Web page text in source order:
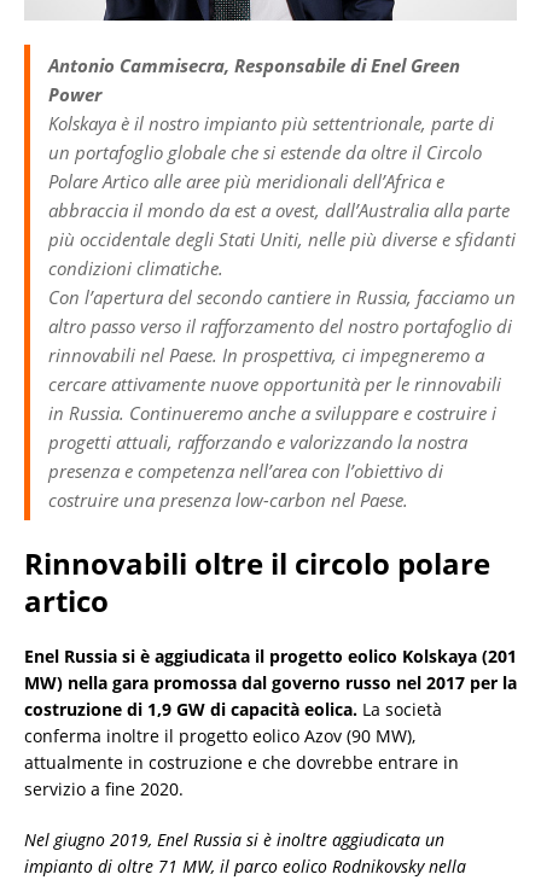
Antonio Cammisecra, Responsabile di Enel Green
Power
Kolskaya è il nostro impianto più settentrionale, parte di
un portafoglio globale che si estende da oltre il Circolo
Polare Artico alle aree più meridionali dell’Africa e
abbraccia il mondo da est a ovest, dall’Australia alla parte
più occidentale degli Stati Uniti, nelle più diverse e sfidanti
condizioni climatiche.
Con l’apertura del secondo cantiere in Russia, facciamo un
altro passo verso il rafforzamento del nostro portafoglio di
rinnovabili nel Paese. In prospettiva, ci impegneremo a
cercare attivamente nuove opportunità per le rinnovabili
in Russia. Continueremo anche a sviluppare e costruire i
progetti attuali, rafforzando e valorizzando la nostra
presenza e competenza nell’area con l’obiettivo di
costruire una presenza low-carbon nel Paese.
Rinnovabili oltre il circolo polare
artico
Enel Russia si è aggiudicata il progetto eolico Kolskaya (201
MW) nella gara promossa dal governo russo nel 2017 per la
costruzione di 1,9 GW di capacità eolica. La società
conferma inoltre il progetto eolico Azov (90 MW),
attualmente in costruzione e che dovrebbe entrare in
servizio a fine 2020.
Nel giugno 2019, Enel Russia si è inoltre aggiudicata un
impianto di oltre 71 MW, il parco eolico Rodnikovsky nella